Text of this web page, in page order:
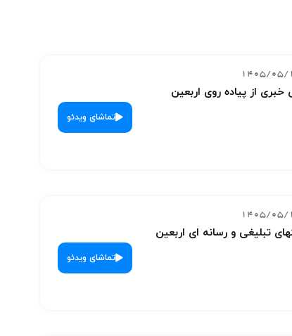
1405/05/
خبری از پیاده روی اربعین
تماشای ویدئو
1405/05/
تبلیغی و رسانه ای اربعین
تماشای ویدئو